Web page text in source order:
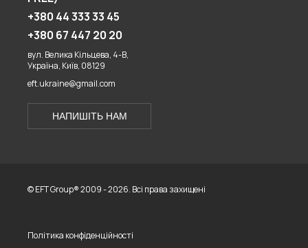
+380 44 333 33 45
+380 67 447 20 20
вул. Велика Кільцева, 4-В,
Україна, Київ, 08129
eft.ukraine@gmail.com
НАПИШІТЬ НАМ
© EFT Group® 2009 - 2026. Всі права захищені
Політика конфіденційності